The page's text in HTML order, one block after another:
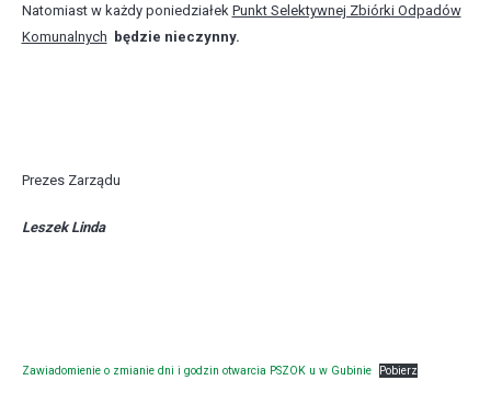
Natomiast w każdy poniedziałek Punkt Selektywnej Zbiórki Odpadów
Komunalnych będzie nieczynny.
Prezes Zarządu
Leszek Linda
Zawiadomienie o zmianie dni i godzin otwarcia PSZOK u w Gubinie Pobierz